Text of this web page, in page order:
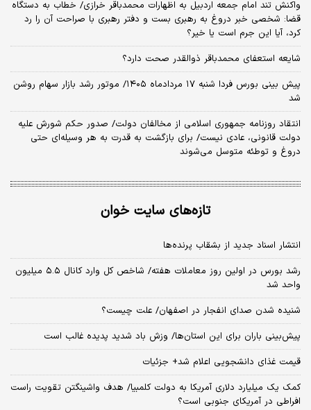
واکنش تند امام جمعه اردبیل به اظهارات محمدباقر خرازی/ خطاب به دستگاه
قضا: شخصی خبر دروغ به رهبری بست و دفتر رهبری با صراحت آن را رد
کرد، آیا این جرم است یا خیر؟
شایعه استعفای محمدباقر ذوالقدر صحت دارد؟
پیش بینی بورس فردا شنبه ۱۷ مردادماه ۱۴۰۵/ موتور رشد بازار سهام روشن
شد
انتقاد روزنامه جمهوری اسلامی از مخالفان دولت/ صدور حکم شورش علیه
دولت قانونی، عادی نیست/ برای بازگشت به قدرت به هر وسیله‌ای حتی
دروغ و توطئه متوسل می‌شوند
تازه‌های سایت خوان
انتشار اسناد جدید از بشقاب پرنده‌ها
رشد بورس در اولین روز معاملات هفته/ شاخص کل وارد کانال ۵.۵ میلیون
واحد شد
شنیده شدن صدای انفجار در اصفهان/ علت چیست؟
پیش‌بینی باران برای این استان‌ها/ وزش باد شدید پدیده غالب است
قیمت غذای دانشجویی اعلام شد+ جزئیات
کمک یک میلیارد دلاری آمریکا به دولت کلمبیا/ هدف واشینگتن تقویت راست
افراطی در آمریکای جنوبی است؟